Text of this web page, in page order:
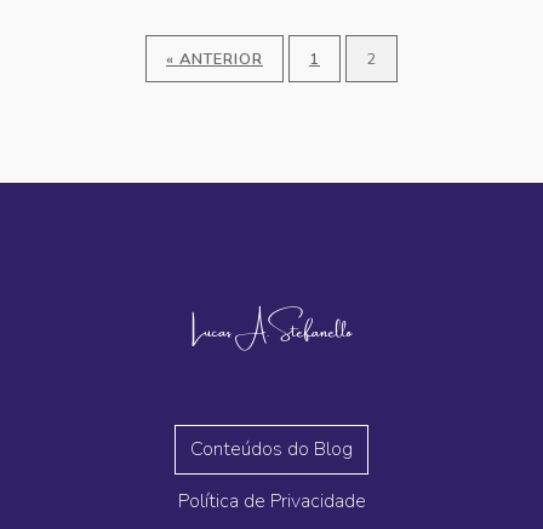
« ANTERIOR 1 2
Lucas A. Stefanello
Conteúdos do Blog
Política de Privacidade